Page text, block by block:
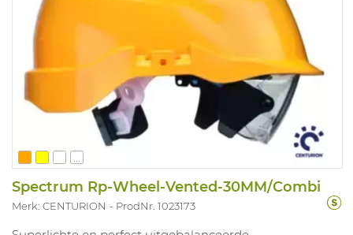
...
Spectrum Rp-Wheel-Vented-30MM/Combi
Merk: CENTURION ProdNr. 1023173